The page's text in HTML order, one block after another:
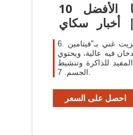
10 زيوت للطهي.. ما الأفضل
أخبار سكاي
نيوز
6. زيت عباد الشمس: هذا الزيت غني بـ"فيتامين e"
فيه عالية، ويحتوي
دهني أوميغا-6" المفيد للذاكرة وتنشيط
الجسم. 7.
احصل على السعر